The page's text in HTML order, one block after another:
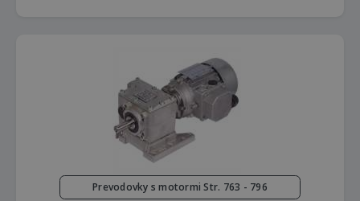
Prevodovky s motormi Str. 763 - 796